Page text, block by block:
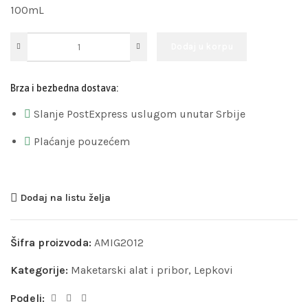
100mL
Brza i bezbedna dostava:
Slanje PostExpress uslugom unutar Srbije
Plaćanje pouzećem
Dodaj na listu želja
Šifra proizvoda: AMIG2012
Kategorije: Maketarski alat i pribor, Lepkovi
Podeli: